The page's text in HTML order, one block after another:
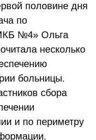
половине дня
по
№4» Ольга
несколько
больницы.
сбора
и по периметру